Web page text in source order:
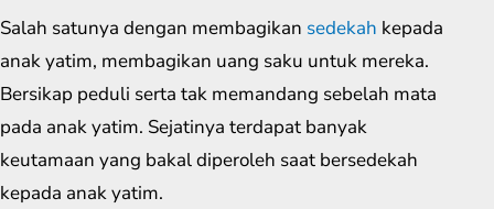
Salah satunya dengan membagikan sedekah kepada
anak yatim, membagikan uang saku untuk mereka.
Bersikap peduli serta tak memandang sebelah mata
pada anak yatim. Sejatinya terdapat banyak
keutamaan yang bakal diperoleh saat bersedekah
kepada anak yatim.